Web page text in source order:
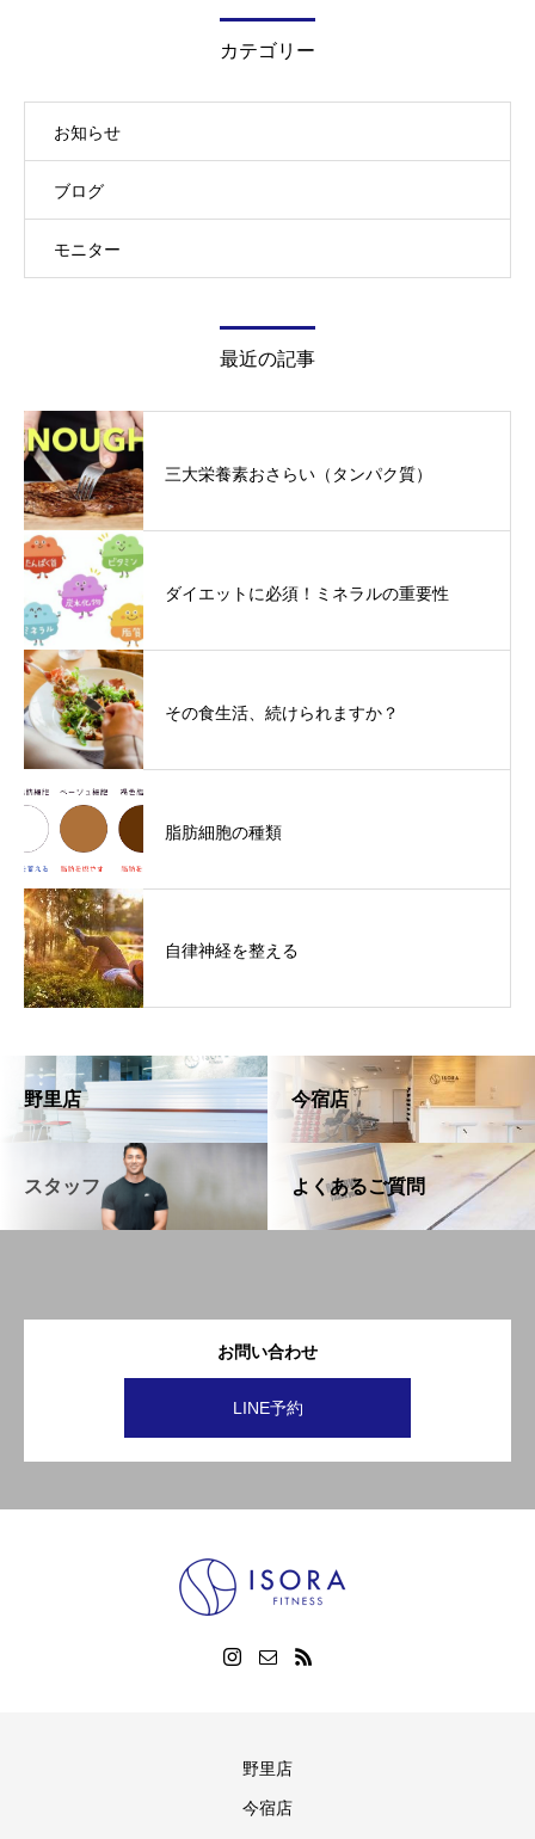
カテゴリー
お知らせ
ブログ
モニター
最近の記事
三大栄養素おさらい（タンパク質）
ダイエットに必須！ミネラルの重要性
その食生活、続けられますか？
脂肪細胞の種類
自律神経を整える
野里店 今宿店
スタッフ よくあるご質問
お問い合わせ
LINE予約
野里店
今宿店